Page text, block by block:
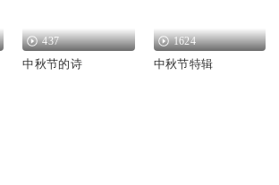
437
中秋节的诗
1624
中秋节特辑